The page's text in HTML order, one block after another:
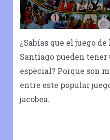
¿Sabías que el juego
Santiago pueden
especial? Porque son
entre este popular
jacobea.